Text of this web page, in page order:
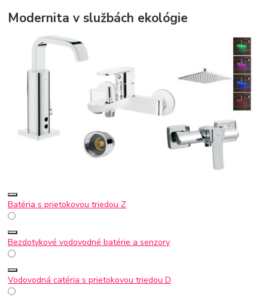
Modernita v službách ekológie
Batéria s prietokovou triedou Z
Bezdotykové vodovodné batérie a senzory
Vodovodná catéria s prietokovou triedou D